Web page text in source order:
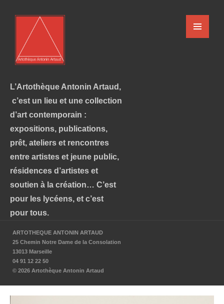
L’Artothèque Antonin Artaud,
c’est un lieu et une collection
d’art contemporain :
expositions, publications,
prêt, ateliers et rencontres
entre artistes et jeune public,
résidences d’artistes et
soutien à la création… C’est
pour les lycéens, et c’est
pour tous.
ARTOTHEQUE ANTONIN ARTAUD
25 Chemin Notre Dame de la Consolation
13013 Marseille
04 91 12 22 50
© 2026 Artothèque Antonin Artaud